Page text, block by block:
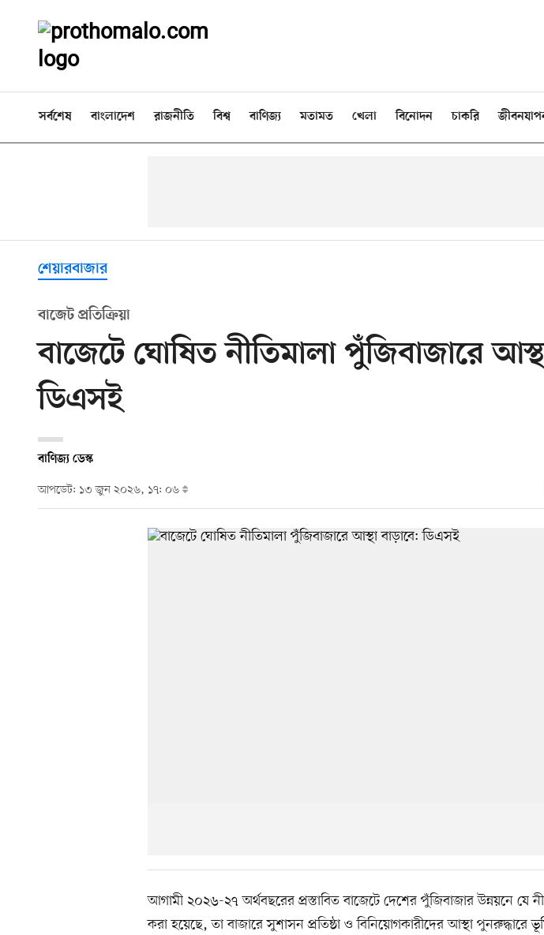
সর্বশেষ বাংলাদেশ রাজনীতি বিশ্ব বাণিজ্য মতামত খেলা বিনোদন চাকরি
শেয়ারবাজার
বাজেট প্রতিক্রিয়া
বাজেটে ঘোষিত নীতিমালা পুঁজিবাজারে
ডিএসই
বাণিজ্য ডেস্ক
আপডেট: ১৩ জুন ২০২৬, ১৭: ০৬
আগামী ২০২৬-২৭ অর্থবছরের প্রস্তাবিত বাজেটে দেশের পুঁজিবাজার উন্নয়নে যে
করা হয়েছে, তা বাজারে সুশাসন প্রতিষ্ঠা ও বিনিয়োগকারীদের আস্থা পুনরুদ্ধারে